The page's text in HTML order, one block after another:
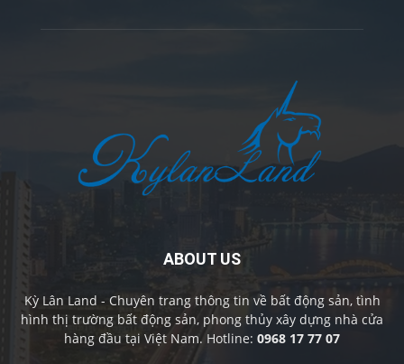
ABOUT US
Kỳ Lân Land - Chuyên trang thông tin về bất động sản, tình
hình thị trường bất động sản, phong thủy xây dựng nhà cửa
hàng đầu tại Việt Nam. Hotline: 0968 17 77 07